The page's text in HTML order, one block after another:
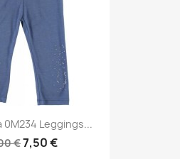
0M234 Leggings...
€7,50 €